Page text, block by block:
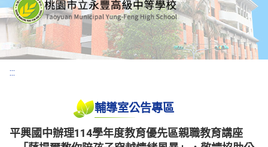
:::
輔導室公告專區
平興國中辦理114學年度教育優先區親職教育講座